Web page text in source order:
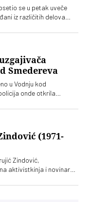
se u petak uveče
iz različitih delova
Smedereva
u Vodnju kod
onde otkrila
(1971-
Zindović,
aktivistkinja i novinarka